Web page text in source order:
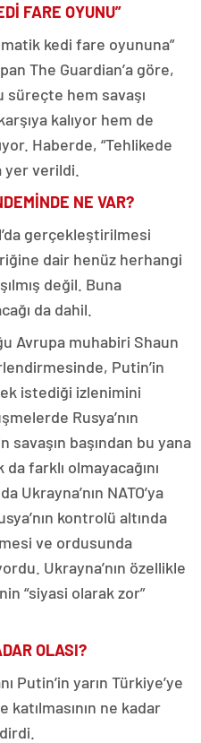
FARE OYUNU”
kedi fare oyununa”
The Guardian’a göre,
süreçte hem savaşı
kalıyor hem de
Haberde, “Tehlikede
yer verildi.
NE VAR?
gerçekleştirilmesi
dair henüz herhangi
değil. Buna
da dahil.
Avrupa muhabiri Shaun
Putin’in
istediği izlenimini
Rusya’nın
başından bu yana
farklı olmayacağını
Ukrayna’nın NATO’ya
kontrolü altında
ve ordusunda
Ukrayna’nın özellikle
“siyasi olarak zor”
OLASI?
Putin’in yarın Türkiye’ye
ne kadar